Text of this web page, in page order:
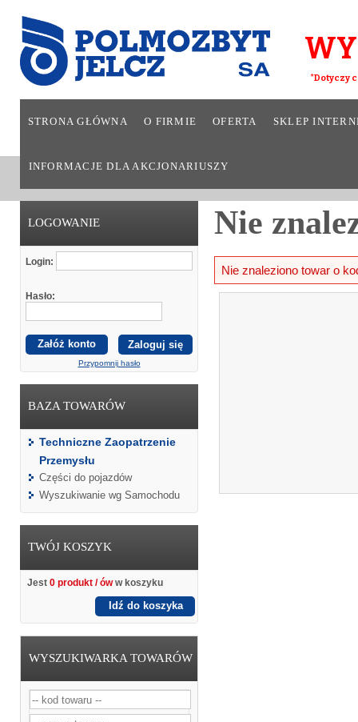
*Dotyczy
STRONA GŁÓWNA O FIRMIE OFERTA SKLEP
INFORMACJE DLA AKCJONARIUSZY
LOGOWANIE
Login:
Hasło:
Załóż konto
Przypomnij hasło
BAZA TOWARÓW
Techniczne Zaopatrzenie
Przemysłu
Części do pojazdów
Wyszukiwanie wg Samochodu
TWÓJ KOSZYK
Jest 0 produkt / óww koszyku
Idź do koszyka
WYSZUKIWARKA TOWARÓW
Nie
Nie znaleziono towar o